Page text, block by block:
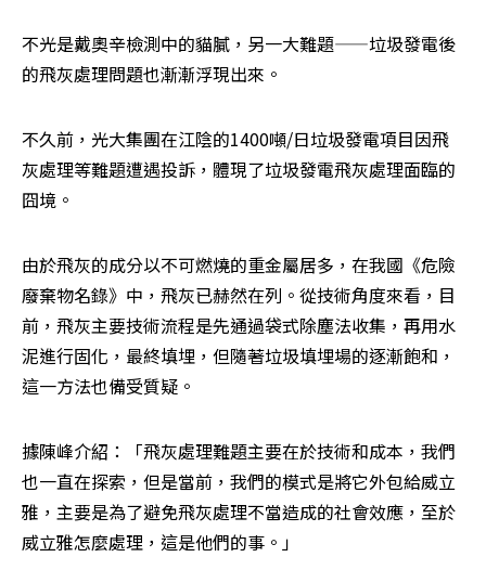
不光是戴奧辛檢測中的貓膩，另一大難題——垃圾發電後
的飛灰處理問題也漸漸浮現出來。
不久前，光大集團在江陰的1400噸/日垃圾發電項目因飛
灰處理等難題遭遇投訴，體現了垃圾發電飛灰處理面臨的
囧境。
由於飛灰的成分以不可燃燒的重金屬居多，在我國《危險
廢棄物名錄》中，飛灰已赫然在列。從技術角度來看，目
前，飛灰主要技術流程是先通過袋式除塵法收集，再用水
泥進行固化，最終填埋，但隨著垃圾填埋場的逐漸飽和，
這一方法也備受質疑。
據陳峰介紹：「飛灰處理難題主要在於技術和成本，我們
也一直在探索，但是當前，我們的模式是將它外包給威立
雅，主要是為了避免飛灰處理不當造成的社會效應，至於
威立雅怎麼處理，這是他們的事。」